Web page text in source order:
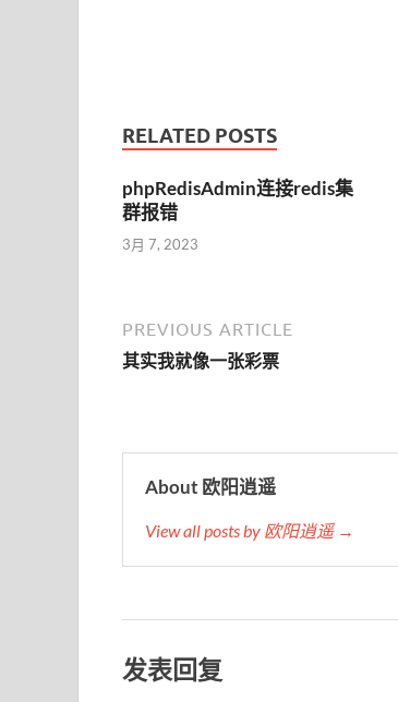
RELATED POSTS
phpRedisAdmin连接redis集
群报错
3月 7, 2023
PREVIOUS ARTICLE
其实我就像一张彩票
About 欧阳逍遥
View all posts by 欧阳逍遥 →
发表回复